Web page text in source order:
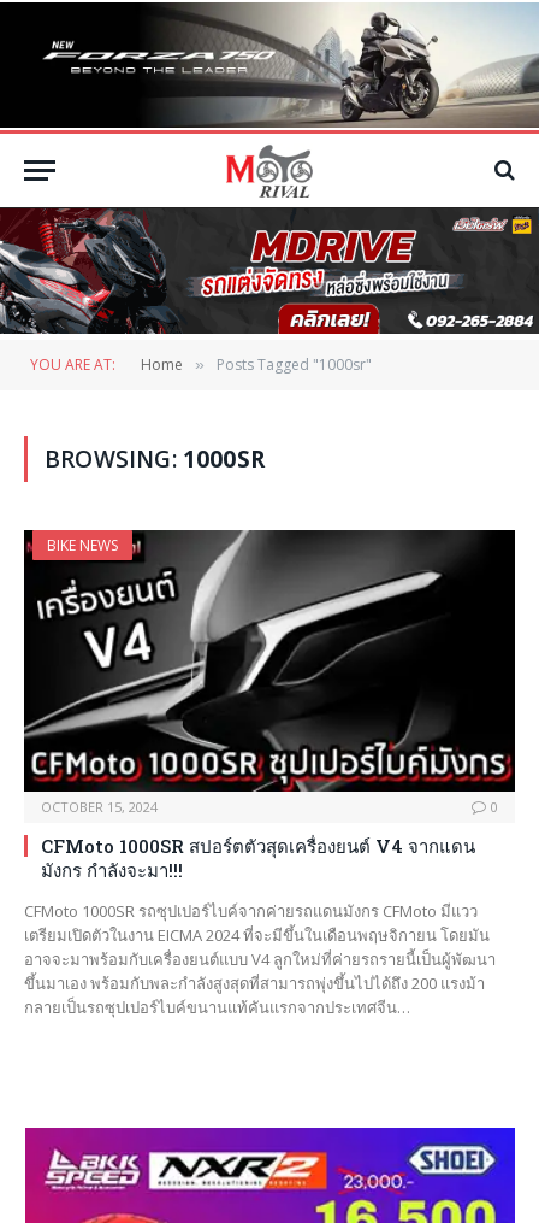
YOU ARE AT: Home » Posts Tagged "1000sr"
BROWSING: 1000SR
BIKE NEWS
OCTOBER 15, 2024 0
CFMoto 1000SR สปอร์ตตัวสุดเครื่องยนต์ V4 จากแดน
มังกร กำลังจะมา!!!
CFMoto 1000SR รถซุปเปอร์ไบค์จากค่ายรถแดนมังกร CFMoto มีแวว
เตรียมเปิดตัวในงาน EICMA 2024 ที่จะมีขึ้นในเดือนพฤษจิกายน โดยมัน
อาจจะมาพร้อมกับเครื่องยนต์แบบ V4 ลูกใหม่ที่ค่ายรถรายนี้เป็นผู้พัฒนา
ขึ้นมาเอง พร้อมกับพละกำลังสูงสุดที่สามารถพุ่งขึ้นไปได้ถึง 200 แรงม้า
กลายเป็นรถซุปเปอร์ไบค์ขนานแท้คันแรกจากประเทศจีน…